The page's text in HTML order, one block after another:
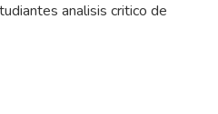
analisis critico de